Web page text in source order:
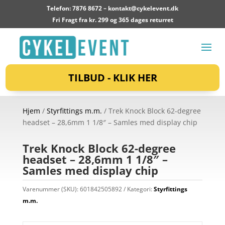
Telefon: 7876 8672 – kontakt@cykelevent.dk
Fri Fragt fra kr. 299 og 365 dages returret
TILBUD - KLIK HER
Hjem / Styrfittings m.m. / Trek Knock Block 62-degree
headset – 28,6mm 1 1/8″ – Samles med display chip
Trek Knock Block 62-degree
headset – 28,6mm 1 1/8″ –
Samles med display chip
Varenummer (SKU):601842505892 Kategori:Styrfittings
m.m.